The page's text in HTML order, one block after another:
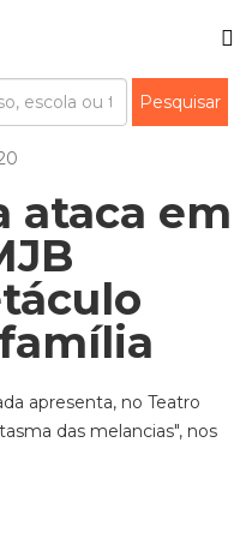
ataca em
apresenta, no Teatro
das melancias", nos